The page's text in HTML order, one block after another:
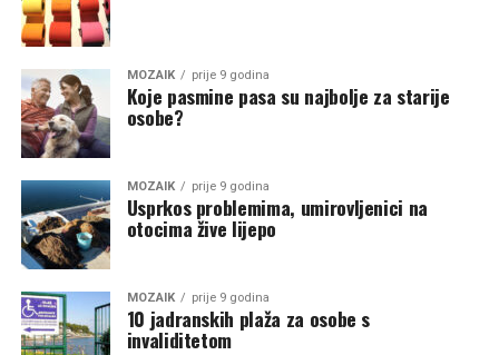
MOZAIK prije 9 godina
Koje pasmine pasa su najbolje za starije
osobe?
MOZAIK prije 9 godina
Usprkos problemima, umirovljenici na
otocima žive lijepo
MOZAIK prije 9 godina
10 jadranskih plaža za osobe s
invaliditetom